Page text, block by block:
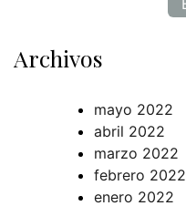
Archivos
mayo 2022
abril 2022
marzo 2022
febrero 2022
enero 2022